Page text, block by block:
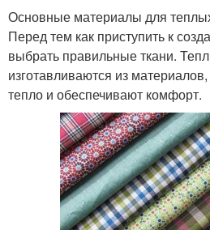
Основные материалы для
Перед тем как приступить к
выбрать правильные ткани.
изготавливаются из
тепло и обеспечивают комфорт.